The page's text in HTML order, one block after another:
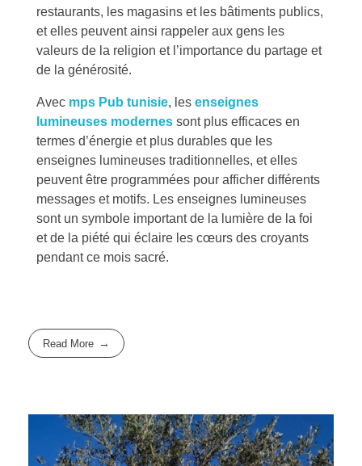
restaurants, les magasins et les bâtiments publics,
et elles peuvent ainsi rappeler aux gens les
valeurs de la religion et l’importance du partage et
de la générosité.
Avec mps Pub tunisie, les enseignes
lumineuses modernes sont plus efficaces en
termes d’énergie et plus durables que les
enseignes lumineuses traditionnelles, et elles
peuvent être programmées pour afficher différents
messages et motifs. Les enseignes lumineuses
sont un symbole important de la lumière de la foi
et de la piété qui éclaire les cœurs des croyants
pendant ce mois sacré.
Read More